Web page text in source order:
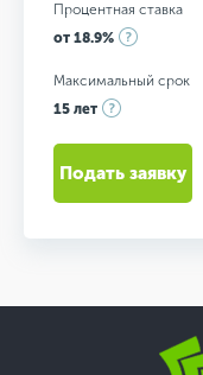
Процентная ставка
от 18.9%
Максимальный срок
15 лет
Подать заявку